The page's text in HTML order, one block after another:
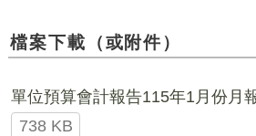
檔案下載（或附件）
單位預算會計報告115年1月份月
738 KB